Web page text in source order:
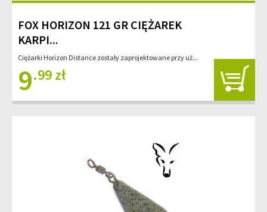
FOX HORIZON 121 GR CIĘŻAREK
KARPI...
Ciężarki Horizon Distance zostały zaprojektowane przy uż...
9.99 zł